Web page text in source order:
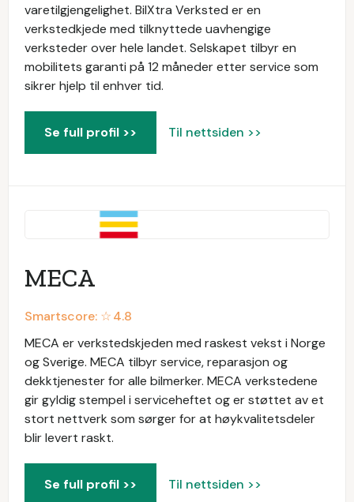
varetilgjengelighet. BilXtra Verksted er en
verkstedkjede med tilknyttede uavhengige
verksteder over hele landet. Selskapet tilbyr en
mobilitets garanti på 12 måneder etter service som
sikrer hjelp til enhver tid.
Se full profil >> Til nettsiden >>
MECA
Smartscore: ☆4.8
MECA er verkstedskjeden med raskest vekst i Norge
og Sverige. MECA tilbyr service, reparasjon og
dekktjenester for alle bilmerker. MECA verkstedene
gir gyldig stempel i serviceheftet og er støttet av et
stort nettverk som sørger for at høykvalitetsdeler
blir levert raskt.
Se full profil >> Til nettsiden >>